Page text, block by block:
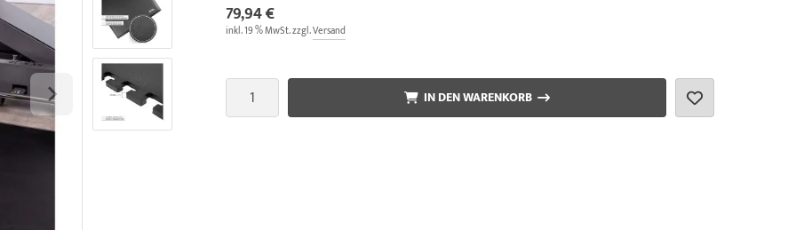
79,94 €
inkl. 19 % MwSt. zzgl.Versand
IN DEN WARENKORB